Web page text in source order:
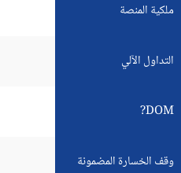
ملكية المنصة
التداول الآلي
DOM?
وقف الخسارة المضمونة